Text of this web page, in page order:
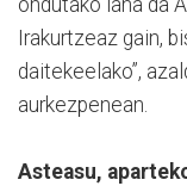
ondutako lana da
Irakurtzeaz gain,
daitekeelako”,
aurkezpenean.
Asteasu,